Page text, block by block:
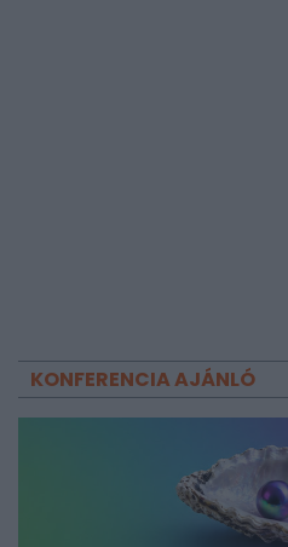
KONFERENCIA AJÁNLÓ